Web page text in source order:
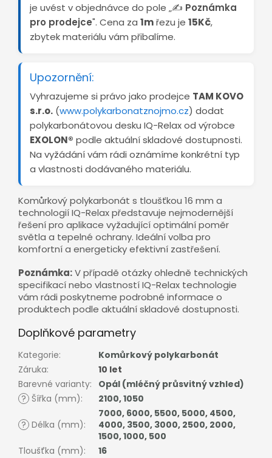
je uvést v objednávce do pole „✍️ Poznámka
pro prodejce". Cena za 1mřezu je 15Kč,
zbytek materiálu vám přibalíme.
Upozornění:
Vyhrazujeme si právo jako prodejce TAM KOVO
s.r.o. (www.polykarbonatznojmo.cz) dodat
polykarbonátovou desku IQ-Relax od výrobce
EXOLON® podle aktuální skladové dostupnosti.
Na vyžádání vám rádi oznámíme konkrétní typ
a vlastnosti dodávaného materiálu.
Komůrkový polykarbonát s tloušťkou 16 mm a
technologií IQ-Relax představuje nejmodernější
řešení pro aplikace vyžadující optimální poměr
světla a tepelné ochrany. Ideální volba pro
komfortní a energeticky efektivní zastřešení.
Poznámka:V případě otázky ohledně technických
specifikací nebo vlastností IQ-Relax technologie
vám rádi poskytneme podrobné informace o
produktech podle aktuální skladové dostupnosti.
Doplňkové parametry
Kategorie:
Komůrkový polykarbonát
Záruka:
10 let
Barevné varianty:
Opál (mléčný průsvitný vzhled)
? Šířka (mm): 2100,1050
? Délka (mm):
7000, 6000, 5500, 5000, 4500,
4000, 3500, 3000, 2500, 2000,
1500,1000, 500
Tloušťka (mm):
16